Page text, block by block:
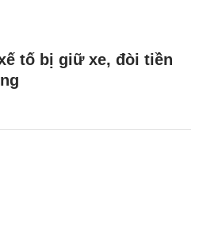
tố bị giữ xe, đòi tiền